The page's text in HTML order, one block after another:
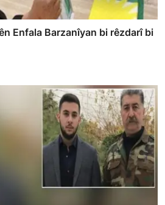
Enfala Barzanîyan bi rêzdarî bi